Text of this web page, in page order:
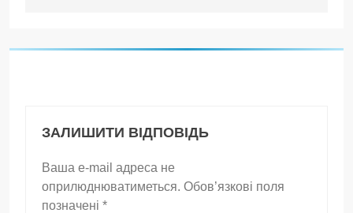
ЗАЛИШИТИ ВІДПОВІДЬ
Ваша e-mail адреса не
оприлюднюватиметься. Обов’язкові поля
позначені *